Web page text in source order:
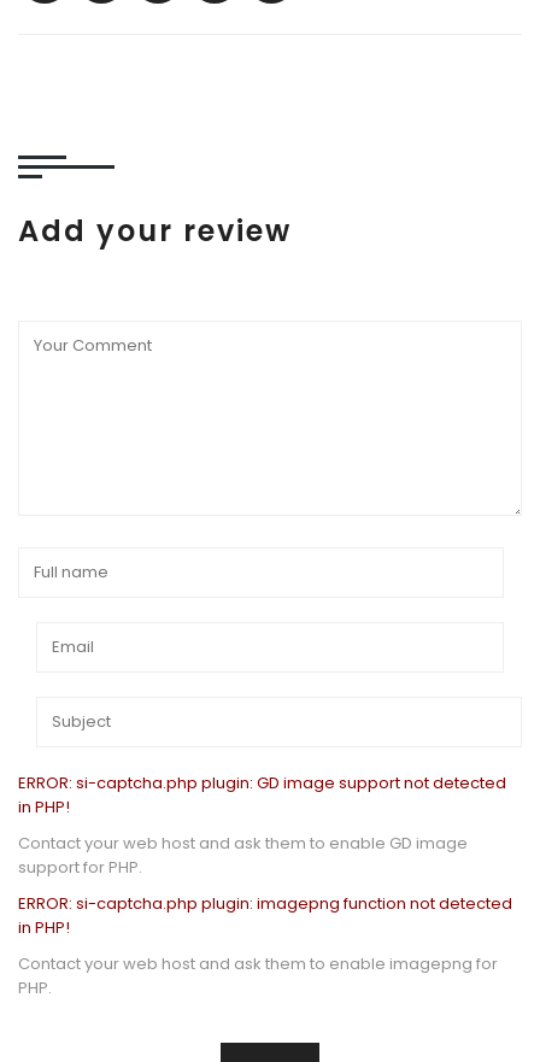
Add your review
ERROR: si-captcha.php plugin: GD image support not detected
in PHP!
Contact your web host and ask them to enable GD image
support for PHP.
ERROR: si-captcha.php plugin: imagepng function not detected
in PHP!
Contact your web host and ask them to enable imagepng for
PHP.